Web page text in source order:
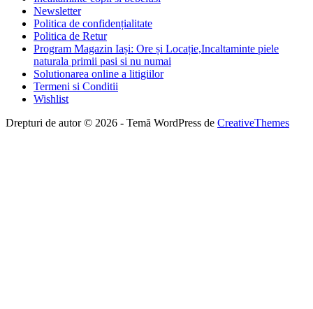
Newsletter
Politica de confidențialitate
Politica de Retur
Program Magazin Iași: Ore și Locație,Incaltaminte piele
naturala primii pasi si nu numai
Solutionarea online a litigiilor
Termeni si Conditii
Wishlist
Drepturi de autor © 2026 - Temă WordPress de CreativeThemes